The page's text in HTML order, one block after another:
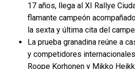
17 años, llega al XI Rallye
flamante campeón
la sexta y última cita del
La prueba granadina reúne a
y competidores
Roope Korhonen y Mikko